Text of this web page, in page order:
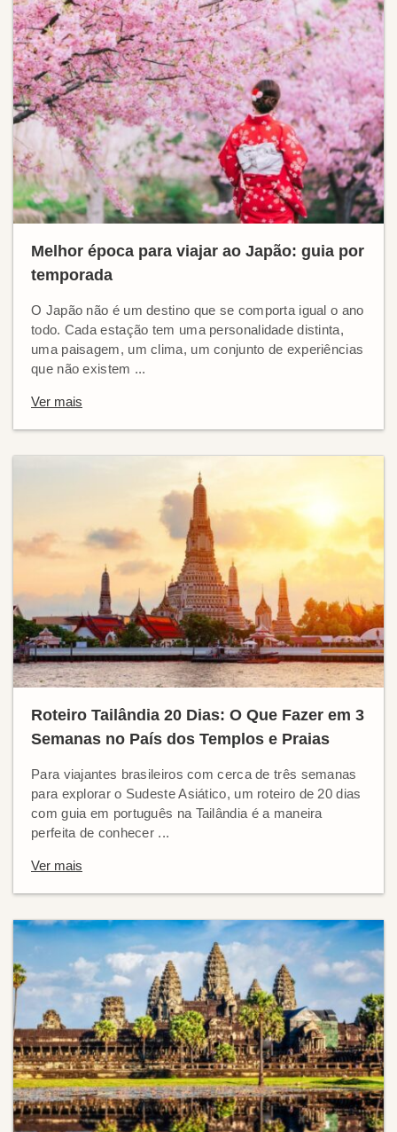
Melhor época para viajar ao Japão: guia por
temporada
O Japão não é um destino que se comporta igual o ano
todo. Cada estação tem uma personalidade distinta,
uma paisagem, um clima, um conjunto de experiências
que não existem ...
Ver mais
Roteiro Tailândia 20 Dias: O Que Fazer em 3
Semanas no País dos Templos e Praias
Para viajantes brasileiros com cerca de três semanas
para explorar o Sudeste Asiático, um roteiro de 20 dias
com guia em português na Tailândia é a maneira
perfeita de conhecer ...
Ver mais